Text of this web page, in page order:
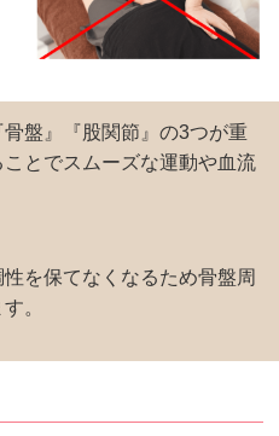
骨盤』『股関節』の3つが重
とでスムーズな運動や血流
を保てなくなるため骨盤周
。